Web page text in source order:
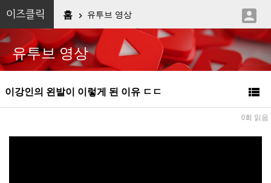
이즈클릭 홈  유투브 영상 
유투브 영상
이강인의 왼발이 이렇게 된 이유 ㄷㄷ 
0회 읽음